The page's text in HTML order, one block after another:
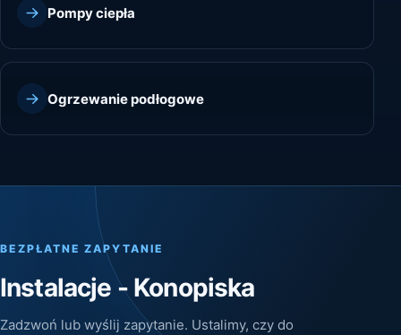
Pompy ciepła
Ogrzewanie podłogowe
BEZPŁATNE ZAPYTANIE
Instalacje - Konopiska
Zadzwoń lub wyślij zapytanie. Ustalimy, czy do